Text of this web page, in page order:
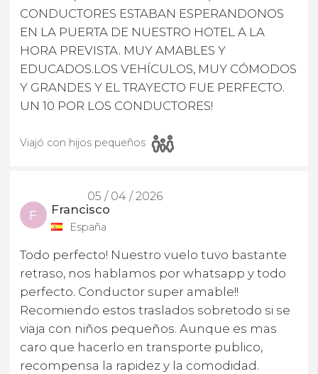
CONDUCTORES ESTABAN ESPERANDONOS
EN LA PUERTA DE NUESTRO HOTEL A LA
HORA PREVISTA. MUY AMABLES Y
EDUCADOS.LOS VEHÍCULOS, MUY CÓMODOS
Y GRANDES Y EL TRAYECTO FUE PERFECTO.
UN 10 POR LOS CONDUCTORES!
Viajó con hijos pequeños
05 / 04 / 2026
F Francisco
España
Todo perfecto! Nuestro vuelo tuvo bastante
retraso, nos hablamos por whatsapp y todo
perfecto. Conductor super amable!!
Recomiendo estos traslados sobretodo si se
viaja con niños pequeños. Aunque es mas
caro que hacerlo en transporte publico,
recompensa la rapidez y la comodidad.